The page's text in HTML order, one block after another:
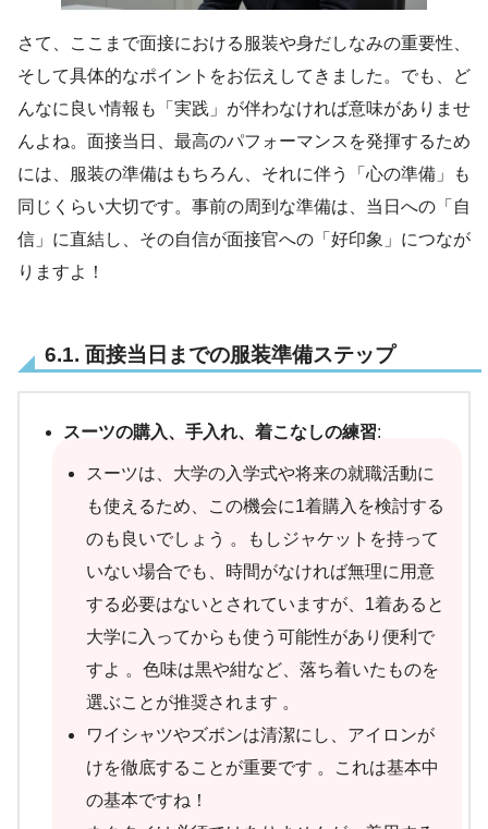
さて、ここまで面接における服装や身だしなみの重要性、
そして具体的なポイントをお伝えしてきました。でも、ど
んなに良い情報も「実践」が伴わなければ意味がありませ
んよね。面接当日、最高のパフォーマンスを発揮するため
には、服装の準備はもちろん、それに伴う「心の準備」も
同じくらい大切です。事前の周到な準備は、当日への「自
信」に直結し、その自信が面接官への「好印象」につなが
りますよ！
6.1. 面接当日までの服装準備ステップ
スーツの購入、手入れ、着こなしの練習:
スーツは、大学の入学式や将来の就職活動に
も使えるため、この機会に1着購入を検討する
のも良いでしょう 。もしジャケットを持って
いない場合でも、時間がなければ無理に用意
する必要はないとされていますが、1着あると
大学に入ってからも使う可能性があり便利で
すよ 。色味は黒や紺など、落ち着いたものを
選ぶことが推奨されます 。
ワイシャツやズボンは清潔にし、アイロンが
けを徹底することが重要です 。これは基本中
の基本ですね！